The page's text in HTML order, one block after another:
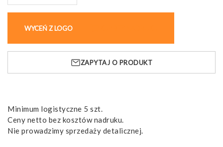
twarzy
Bardem,
1000
500
WYCEŃ Z LOGO
ZAPYTAJ O PRODUKT
Minimum logistyczne 5 szt.
Ceny netto bez kosztów nadruku.
Nie prowadzimy sprzedaży detalicznej.